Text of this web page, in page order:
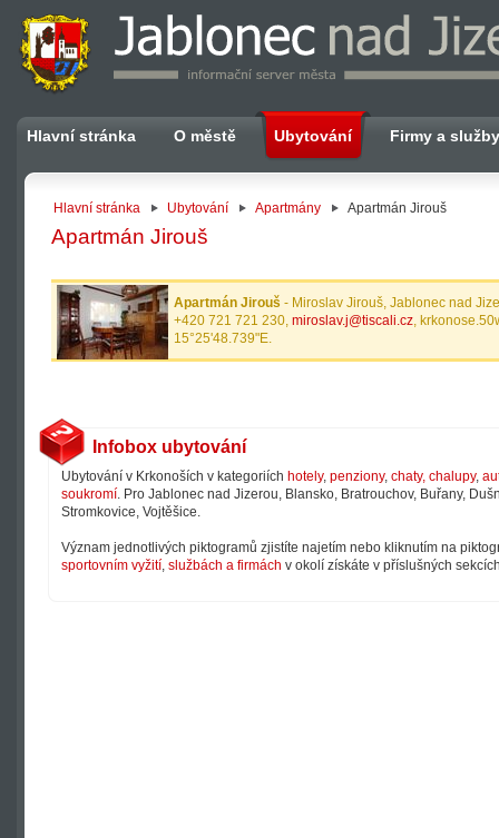
Hlavní stránka O městě Ubytování Firmy a služby
Hlavní stránka Ubytování Apartmány Apartmán Jirouš
Apartmán Jirouš
Apartmán Jirouš - Miroslav Jirouš, Jablonec nad
+420 721 721 230, miroslav.j@tiscali.cz,
15°25'48.739"E.
Infobox ubytování
Ubytování v Krkonoších v kategoriích hotely, penziony, chaty, chalupy,
soukromí. Pro Jablonec nad Jizerou, Blansko, Bratrouchov, Buřany,
Stromkovice, Vojtěšice.
Význam jednotlivých piktogramů zjistíte najetím nebo kliknutím na
sportovním vyžití, službách a firmách v okolí získáte v příslušných